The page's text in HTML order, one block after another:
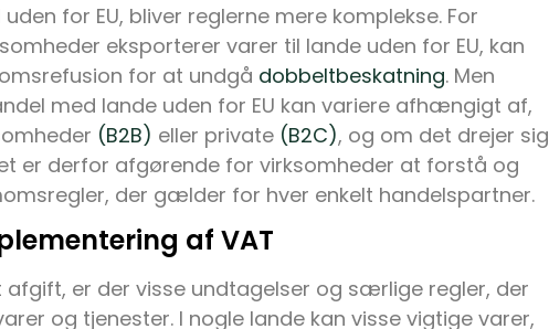
for EU, bliver reglerne mere komplekse. For
eksporterer varer til lande uden for EU, kan
for at undgå dobbeltbeskatning. Men
med lande uden for EU kan variere afhængigt af,
(B2B) eller private (B2C), og om det drejer sig
er derfor afgørende for virksomheder at forstå og
der gælder for hver enkelt handelspartner.
af VAT
afgift, er der visse undtagelser og særlige regler, der
og tjenester. I nogle lande kan visse vigtige varer,